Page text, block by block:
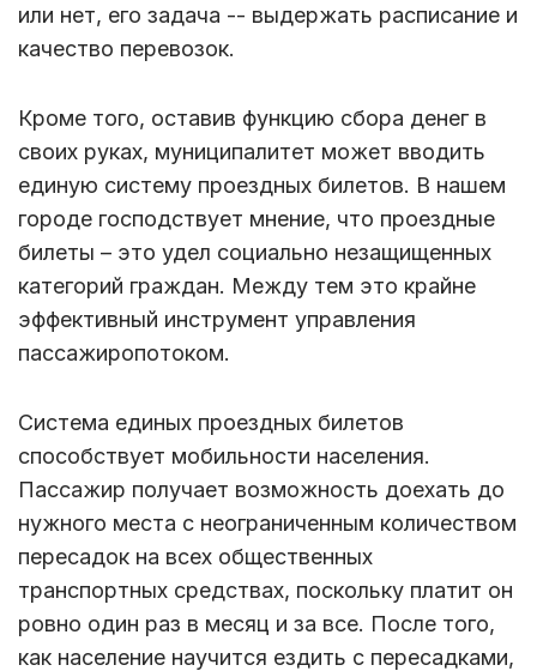
или нет, его задача -- выдержать расписание и
качество перевозок.
Кроме того, оставив функцию сбора денег в
своих руках, муниципалитет может вводить
единую систему проездных билетов. В нашем
городе господствует мнение, что проездные
билеты – это удел социально незащищенных
категорий граждан. Между тем это крайне
эффективный инструмент управления
пассажиропотоком.
Система единых проездных билетов
способствует мобильности населения.
Пассажир получает возможность доехать до
нужного места с неограниченным количеством
пересадок на всех общественных
транспортных средствах, поскольку платит он
ровно один раз в месяц и за все. После того,
как население научится ездить с пересадками,